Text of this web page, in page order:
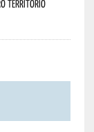
territorio